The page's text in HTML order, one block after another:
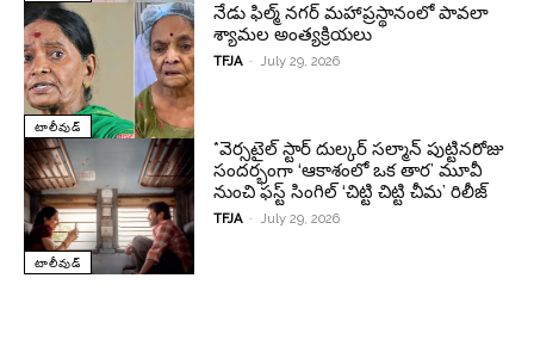
టాలీవుడ్
నేడు ఫిల్మ్ నగర్ మహాప్రస్థానంలో పావలా
శ్యామల అంత్యక్రియలు
TFJA - July 29, 2026
టాలీవుడ్
*వెర్స‌టైల్ స్టార్ దుల్క‌ర్ స‌ల్మాన్ పుట్టినరోజు
సందర్భంగా ‘ఆకాశంలో ఒక తార’ మూవీ
నుంచి ఫస్ట్ సింగిల్ ‘చిట్టి చిట్టి చీమ’ రిలీజ్
TFJA - July 29, 2026